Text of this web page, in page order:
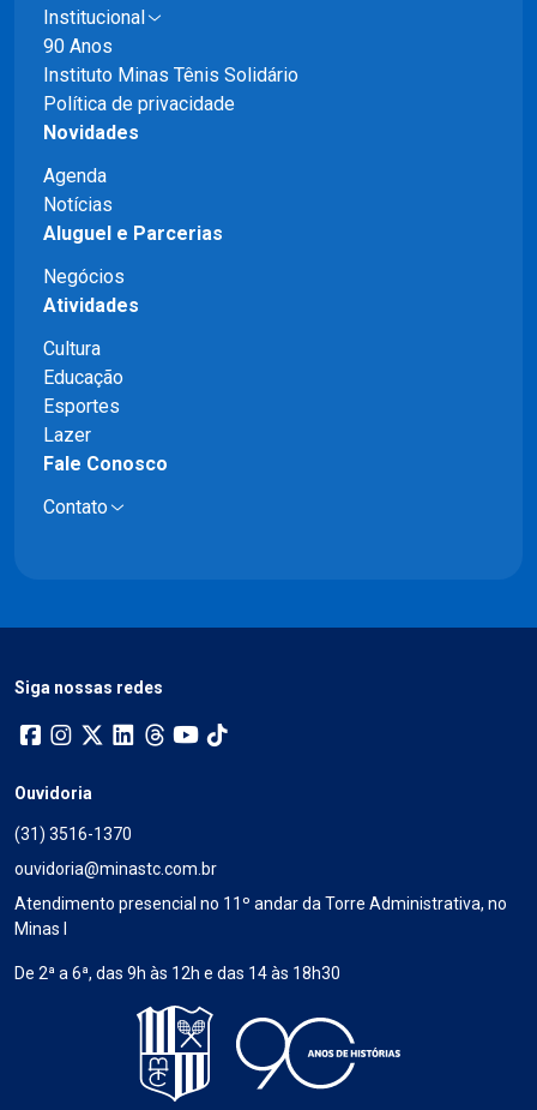
Institucional
90 Anos
Instituto Minas Tênis Solidário
Política de privacidade
Novidades
Agenda
Notícias
Aluguel e Parcerias
Negócios
Atividades
Cultura
Educação
Esportes
Lazer
Fale Conosco
Contato
Siga nossas redes
Ouvidoria
(31) 3516-1370
ouvidoria@minastc.com.br
Atendimento presencial no 11º andar da Torre Administrativa, no
Minas I
De 2ª a 6ª, das 9h às 12h e das 14 às 18h30